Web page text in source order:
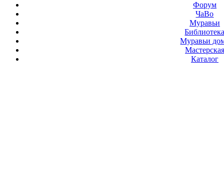
Форум
ЧаВо
Муравьи
Муравьи
Мастерская
Каталог